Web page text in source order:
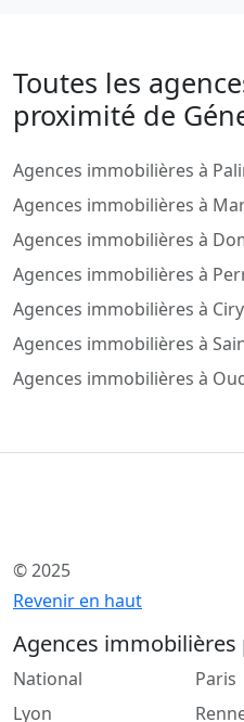
Toutes les
proximité de
Agences immobilières à
Agences immobilières à
Agences immobilières à
Agences immobilières à
Agences immobilières à
Agences immobilières à
Agences immobilières à
© 2025
Revenir en haut
Agences immobilières
National
Lyon
Paris